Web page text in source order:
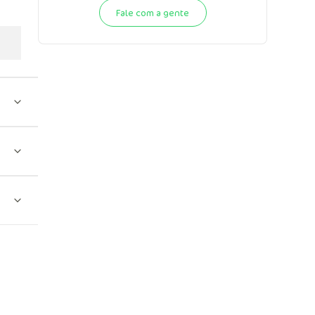
Fale com a gente